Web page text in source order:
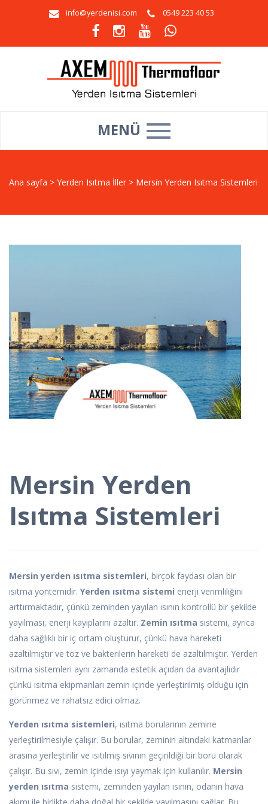
info@yerdenisi.com 0549 223 40 53
MENÜ
Ana sayfa > Yerden Isıtma İller > Mersin Yerden Isıtma Sistemleri
Mersin Yerden
Isıtma Sistemleri
Mersin yerden ısıtma sistemleri, birçok faydası olan bir
ısıtma yöntemidir. Yerden ısıtma sistemi enerji verimliliğini
arttırmaktadır, çünkü zeminden yayılan ısının kontrollü bir şekilde
yayılması, enerji kayıplarını azaltır. Zemin ısıtma sistemi, ayrıca
daha sağlıklı bir iç ortam oluşturur, çünkü hava hareketi
azaltılmıştır ve toz ve bakterilerin hareketi de azaltılmıştır. Yerden
ısıtma sistemleri aynı zamanda estetik açıdan da avantajlıdır
çünkü ısıtma ekipmanları zemin içinde yerleştirilmiş olduğu için
görünmez ve rahatsız edici olmaz.
Yerden ısıtma sistemleri, ısıtma borularının zemine
yerleştirilmesiyle çalışır. Bu borular, zeminin altındaki katmanlar
arasına yerleştirilir ve ısıtılmış sıvının geçirildiği bir boru olarak
çalışır. Bu sıvı, zemin içinde ısıyı yaymak için kullanılır. Mersin
yerden ısıtma sistemi, zeminden yayılan ısının, odanın hava
akımı ile birlikte daha doğal bir şekilde yayılmasını sağlar. Bu